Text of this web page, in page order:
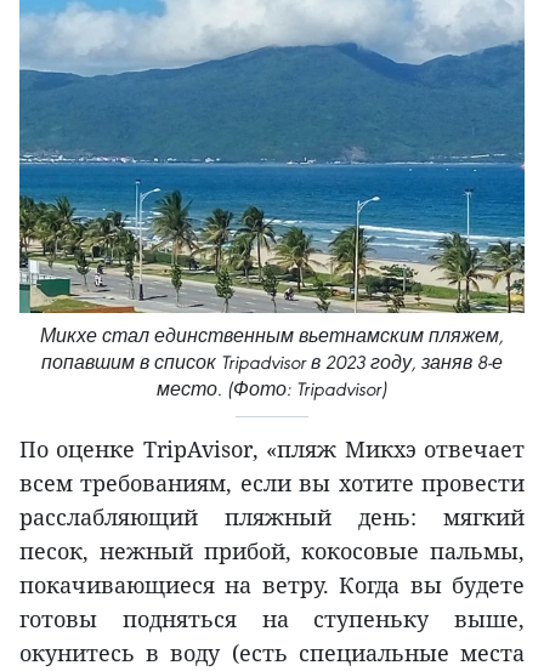
Микхе стал единственным вьетнамским пляжем,
попавшим в список Tripadvisor в 2023 году, заняв 8-е
место. (Фото: Tripadvisor)
По оценке TripAvisor, «пляж Микхэ отвечает
всем требованиям, если вы хотите провести
расслабляющий пляжный день: мягкий
песок, нежный прибой, кокосовые пальмы,
покачивающиеся на ветру. Когда вы будете
готовы подняться на ступеньку выше,
окунитесь в воду (есть специальные места